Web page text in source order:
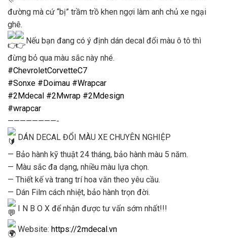
đường mà cứ “bị” trầm trồ khen ngợi làm anh chủ xe ngại
ghê.
Nếu bạn đang có ý định dán decal đổi màu ô tô thì
đừng bỏ qua màu sắc này nhé.
#ChevroletCorvetteC7
#Sonxe #Doimau #Wrapcar
#2Mdecal #2Mwrap #2Mdesign
#wrapcar
————————-
DÁN DECAL ĐỔI MÀU XE CHUYÊN NGHIỆP
— Bảo hành kỹ thuật 24 tháng, bảo hành màu 5 năm.
— Màu sắc đa dạng, nhiều màu lựa chọn.
— Thiết kế và trang trí hoa văn theo yêu cầu.
— Dán Film cách nhiệt, bảo hành trọn đời.
I N B O X để nhận được tư vấn sớm nhất!!!
Website: https://2mdecal.vn